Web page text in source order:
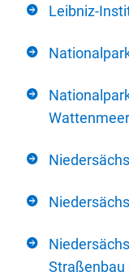
Leibniz-
Wattenmeer
Straßenbau